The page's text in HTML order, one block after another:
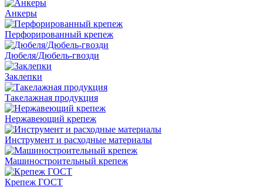
Анкеры
Перфорированный крепеж
Дюбеля/Дюбель-гвозди
Заклепки
Такелажная продукция
Нержавеющий крепеж
Инструмент и расходные материалы
Машиностроительный крепеж
Крепеж ГОСТ